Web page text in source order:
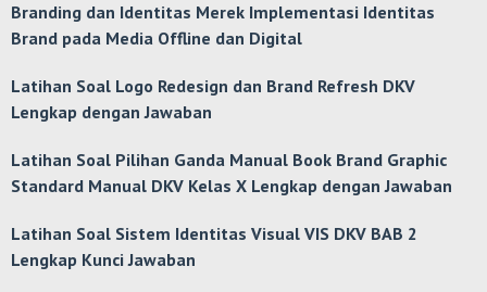
Branding dan Identitas Merek Implementasi Identitas
Brand pada Media Offline dan Digital
Latihan Soal Logo Redesign dan Brand Refresh DKV
Lengkap dengan Jawaban
Latihan Soal Pilihan Ganda Manual Book Brand Graphic
Standard Manual DKV Kelas X Lengkap dengan Jawaban
Latihan Soal Sistem Identitas Visual VIS DKV BAB 2
Lengkap Kunci Jawaban